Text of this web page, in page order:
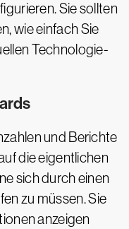
Sie sollten
wie einfach Sie
Technologie-
und Berichte
die eigentlichen
sich durch einen
zu müssen. Sie
anzeigen